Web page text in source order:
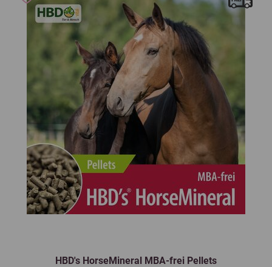
HBD's HorseMineral MBA-frei Pellets